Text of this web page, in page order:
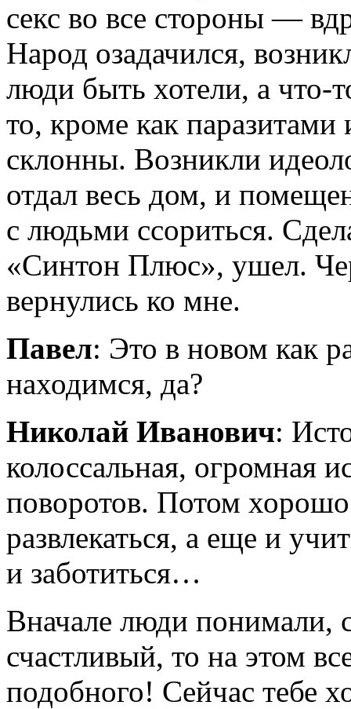
секс во все стороны —
Народ озадачился,
люди быть хотели, а что-
то, кроме как
склонны. Возникли
отдал весь дом, и
с людьми ссориться.
«Синтон Плюс», ушел.
вернулись ко мне.
Павел: Это в новом как
находимся, да?
Николай Иванович:
колоссальная, огромная
поворотов. Потом
развлекаться, а еще и
и заботиться…
Вначале люди понимали,
счастливый, то на этом
подобного! Сейчас тебе